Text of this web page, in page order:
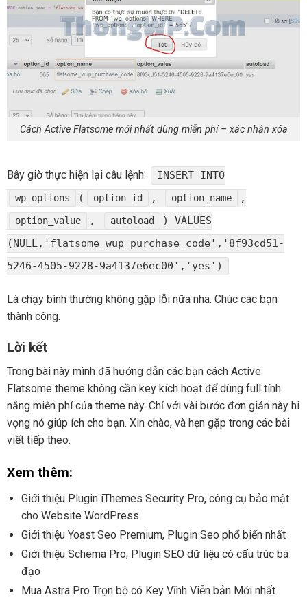
Cách Active Flatsome mới nhất dùng miễn phí – xác nhận xóa
Bây giờ thực hiện lại câu lệnh: INSERT INTO
wp_options ( option_id , option_name ,
option_value , autoload
) VALUES
(NULL,'flatsome_wup_purchase_code','8f93cd51-
5246-4505-9228-9a4137e6ec00','yes')
Là chạy bình thường không gặp lỗi nữa nha. Chúc các bạn
thành công.
Lời kết
Trong bài này mình đã hướng dẫn các bạn cách Active
Flatsome theme không cần key kích hoạt để dùng full tính
năng miễn phí của theme này. Chỉ với vài bước đơn giản này hi
vọng nó giúp ích cho bạn. Xin chào, và hẹn gặp trong các bài
viết tiếp theo.
Xem thêm:
Giới thiệu Plugin iThemes Security Pro, công cụ bảo mật
cho Website WordPress
Giới thiệu Yoast Seo Premium, Plugin Seo phổ biến nhất
Giới thiệu Schema Pro, Plugin SEO dữ liệu có cấu trúc bá
đạo
Mua Astra Pro Trọn bộ có Key Vĩnh Viễn bản Mới nhất